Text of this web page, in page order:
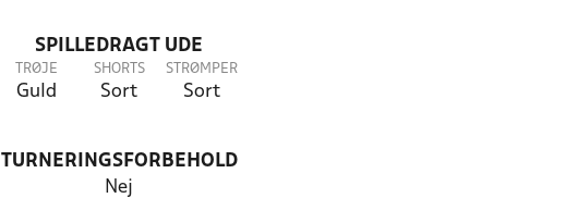
SPILLEDRAGT UDE
TRØJE
Guld
SHORTS
Sort
STRØMPER
Sort
TURNERINGSFORBEHOLD
Nej